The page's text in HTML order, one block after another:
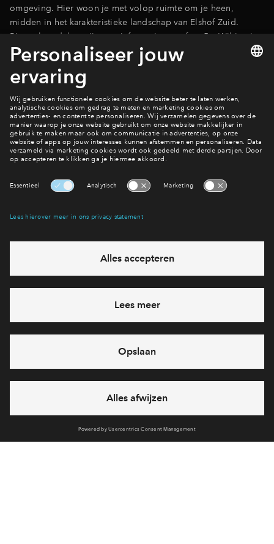
omgeving. Hier woon je met volop ruimte om je heen,
midden in het karakteristieke landschap van Elshof Zuid.
Binnenkort delen wij meer informatie over fase 5c. Wil je niets
missen en als eerste op de hoogte zijn? Meld je dan aan voor
de nieuwsbrief onderaan deze pagina. Je wordt dan
automatisch op de hoogte gehouden!
Hier wonen?
Bekijk aanbod
Interesse? Meld je dan snel aan
Hiermee blijf je op de hoogte van het belangrijkste nieuws en
Ja, ik wil mij aanmelden
Heb je een vraag en wil je direct antwoord? Bel ons op
712 21 05
feestdagen)
vandaag gesloten, maandag zijn we vanaf
09:00 uur weer
bereikbaar